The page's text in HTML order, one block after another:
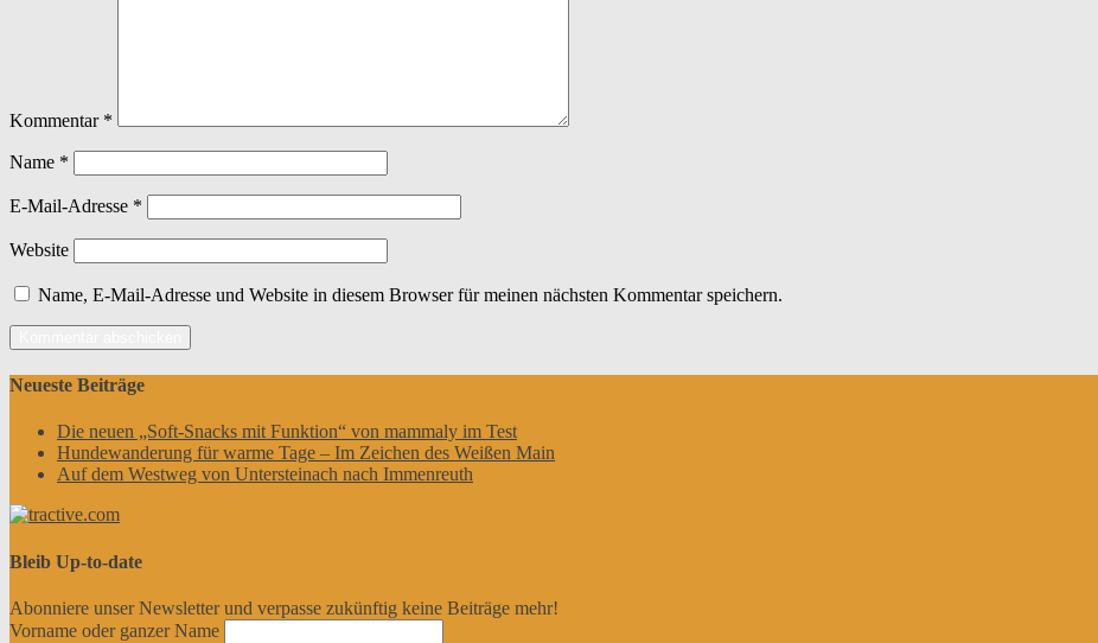
Kommentar *
Name *
E-Mail-Adresse *
Website
Name, E-Mail-Adresse und Website in diesem Browser für meinen nächsten Kommentar speichern.
Neueste Beiträge
Die neuen „Soft-Snacks mit Funktion“ von mammaly im Test
Hundewanderung für warme Tage – Im Zeichen des Weißen Main
Auf dem Westweg von Untersteinach nach Immenreuth
Bleib Up-to-date
Abonniere unser Newsletter und verpasse zukünftig keine Beiträge mehr!
Vorname oder ganzer Name